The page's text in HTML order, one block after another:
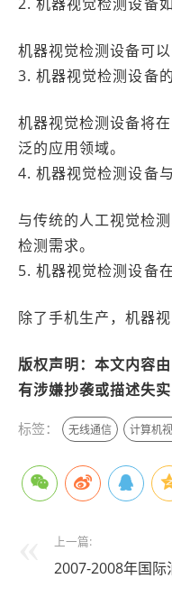
机器视觉检测设备可
3. 机器视觉检测设备
机器视觉检测设备将
泛的应用领域。
4. 机器视觉检测设备与
与传统的人工视觉检
检测需求。
5. 机器视觉检测设备
除了手机生产，机器
版权声明：本文内容
有涉嫌抄袭或描述失
标签： 无线通信 计算机
上一篇:
2007-2008年国际